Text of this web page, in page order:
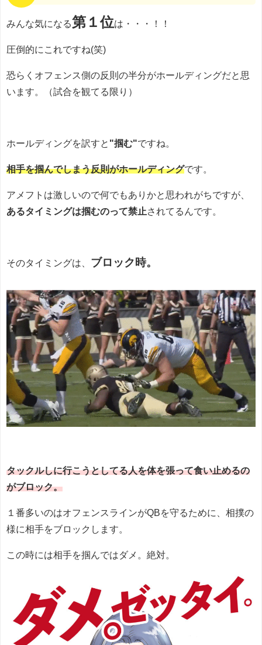
みんな気になる第１位は・・・！！
圧倒的にこれですね(笑)
恐らくオフェンス側の反則の半分がホールディングだと思
います。（試合を観てる限り）
ホールディングを訳すと "掴む"ですね。
相手を掴んでしまう反則がホールディングです。
アメフトは激しいので何でもありかと思われがちですが、
あるタイミングは掴むのって禁止されてるんです。
そのタイミングは、 ブロック時。
タックルしに行こうとしてる人を体を張って食い止めるの
がブロック。
１番多いのはオフェンスラインがQBを守るために、相撲の
様に相手をブロックします。
この時には相手を掴んではダメ。絶対。